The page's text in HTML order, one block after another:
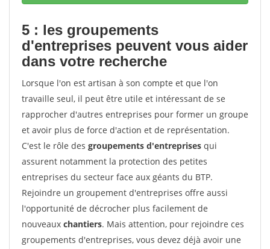
5 : les groupements
d'entreprises peuvent vous aider
dans votre recherche
Lorsque l'on est artisan à son compte et que l'on
travaille seul, il peut être utile et intéressant de se
rapprocher d'autres entreprises pour former un groupe
et avoir plus de force d'action et de représentation.
C'est le rôle des groupements d'entreprises qui
assurent notamment la protection des petites
entreprises du secteur face aux géants du BTP.
Rejoindre un groupement d'entreprises offre aussi
l'opportunité de décrocher plus facilement de
nouveaux chantiers. Mais attention, pour rejoindre ces
groupements d'entreprises, vous devez déjà avoir une